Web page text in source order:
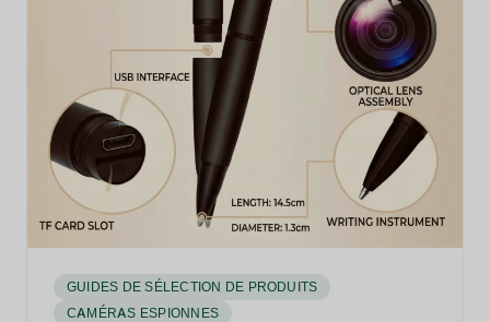
GUIDES DE SÉLECTION DE PRODUITS
CAMÉRAS ESPIONNES